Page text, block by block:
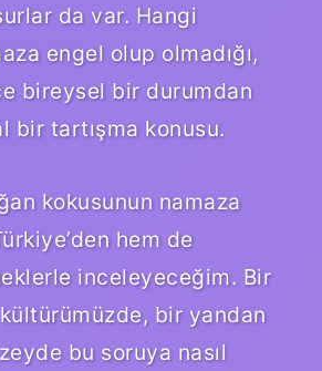
da var. Hangi
engel olup olmadığı,
bireysel bir durumdan
bir tartışma konusu.
kokusunun namaza
hem de
inceleyeceğim. Bir
bir yandan
bu soruya nasıl